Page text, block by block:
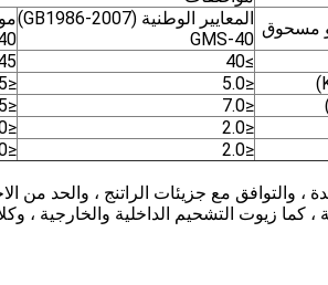
مسحوق المعايير الوطنية (GB1986-2007)
GMS-40
≥40
48
≤5.0
≤2.5
≤7.0
≤4.5
≤2.0
≤2.0
≤2.0
≤2.0
، والتوافق مع جزيئات الراتنج ، والحد من
، كما زيوت التشحيم الداخلية والخارجية ،